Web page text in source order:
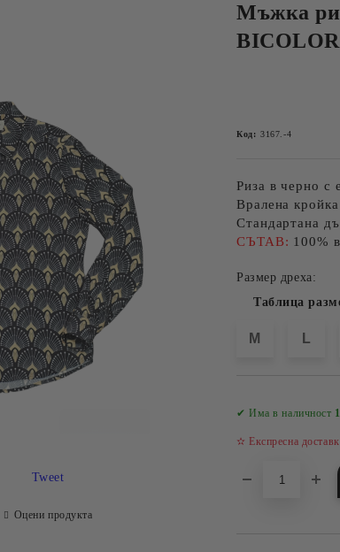
Мъжка
Код: 3167.-4
Риза в черно с
Вралена
Стандартана
СЪТАВ: 100%
Размер дреха:
Таблица
M L
✔ Има в наличност 1
✫ Експресна
Tweet
Оцени продукта